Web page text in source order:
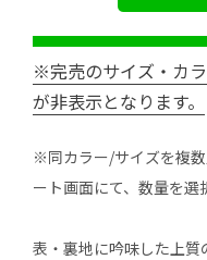
※完売のサイズ・カ
が非表示となります。
※同カラー/サイズを複
ート画面にて、数量を選
表・裏地に吟味した上